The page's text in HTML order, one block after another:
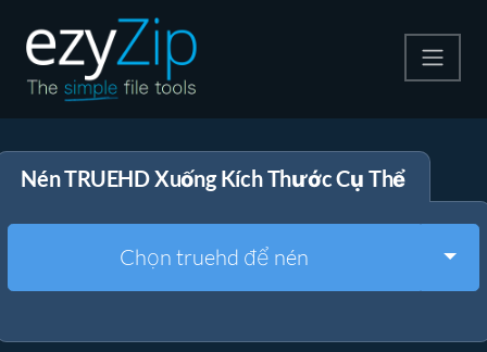
Giải nén
Công cụ khác
Nén TRUEHD Xuống Kích Thước Cụ Thể
Chọn truehd để nén